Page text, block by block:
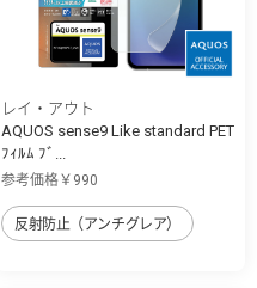
レイ・アウト
AQUOS sense9 Like standard PET
ﾌｨﾙﾑ ﾌﾞ...
参考価格￥990
反射防止（アンチグレア）